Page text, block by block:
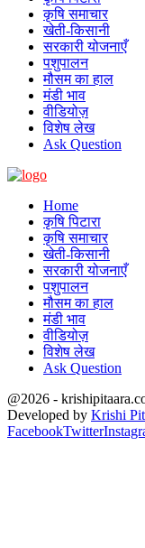
कृषि समाचार
खेती-किसानी
सरकारी योजनाएँ
पशुपालन
मौसम का हाल
मंडी भाव
वीडियोज़
विशेष लेख
Ask Question
Home
कृषि पिटारा
कृषि समाचार
खेती-किसानी
सरकारी योजनाएँ
पशुपालन
मौसम का हाल
मंडी भाव
वीडियोज़
विशेष लेख
Ask Question
@2026 -
Developed by Krishi
FacebookTwitter